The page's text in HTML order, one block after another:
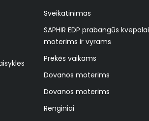
Sveikatinimas
SAPHIR EDP prabangūs kvepalai
moterims ir vyrams
Prekės vaikams
Dovanos moterims
Dovanos moterims
Renginiai